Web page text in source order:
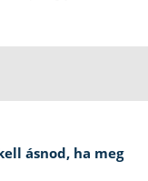
ásnod, ha meg